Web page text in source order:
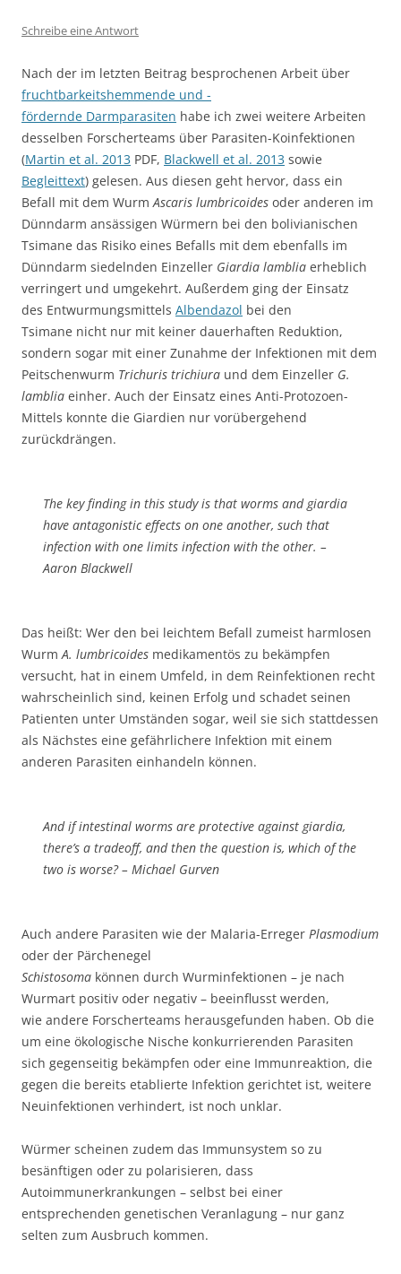
Schreibe eine Antwort
Nach der im letzten Beitrag besprochenen Arbeit über
fruchtbarkeitshemmende und -
fördernde Darmparasiten habe ich zwei weitere Arbeiten
desselben Forscherteams über Parasiten-Koinfektionen
(Martin et al. 2013 PDF, Blackwell et al. 2013 sowie
Begleittext) gelesen. Aus diesen geht hervor, dass ein
Befall mit dem Wurm Ascaris lumbricoides oder anderen im
Dünndarm ansässigen Würmern bei den bolivianischen
Tsimane das Risiko eines Befalls mit dem ebenfalls im
Dünndarm siedelnden Einzeller Giardia lamblia erheblich
verringert und umgekehrt. Außerdem ging der Einsatz
des Entwurmungsmittels Albendazol bei den
Tsimane nicht nur mit keiner dauerhaften Reduktion,
sondern sogar mit einer Zunahme der Infektionen mit dem
Peitschenwurm Trichuris trichiura und dem Einzeller G.
lamblia einher. Auch der Einsatz eines Anti-Protozoen-
Mittels konnte die Giardien nur vorübergehend
zurückdrängen.
The key finding in this study is that worms and giardia
have antagonistic effects on one another, such that
infection with one limits infection with the other. –
Aaron Blackwell
Das heißt: Wer den bei leichtem Befall zumeist harmlosen
Wurm A. lumbricoides medikamentös zu bekämpfen
versucht, hat in einem Umfeld, in dem Reinfektionen recht
wahrscheinlich sind, keinen Erfolg und schadet seinen
Patienten unter Umständen sogar, weil sie sich stattdessen
als Nächstes eine gefährlichere Infektion mit einem
anderen Parasiten einhandeln können.
And if intestinal worms are protective against giardia,
there’s a tradeoff, and then the question is, which of the
two is worse? – Michael Gurven
Auch andere Parasiten wie der Malaria-Erreger Plasmodium
oder der Pärchenegel
Schistosoma können durch Wurminfektionen – je nach
Wurmart positiv oder negativ – beeinflusst werden,
wie andere Forscherteams herausgefunden haben. Ob die
um eine ökologische Nische konkurrierenden Parasiten
sich gegenseitig bekämpfen oder eine Immunreaktion, die
gegen die bereits etablierte Infektion gerichtet ist, weitere
Neuinfektionen verhindert, ist noch unklar.
Würmer scheinen zudem das Immunsystem so zu
besänftigen oder zu polarisieren, dass
Autoimmunerkrankungen – selbst bei einer
entsprechenden genetischen Veranlagung – nur ganz
selten zum Ausbruch kommen.